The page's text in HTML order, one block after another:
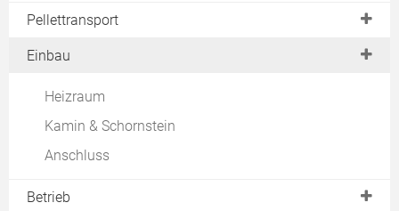
Großanlagen
Qualität
Verbrauch
Handhabung
Pellettankstelle
Pelletlager
Pellettank
Pelletspeicher
Selbstbau
Pellettransport
Pelletschnecke
Einbau
Heizraum
Kamin & Schornstein
Anschluss
Betrieb